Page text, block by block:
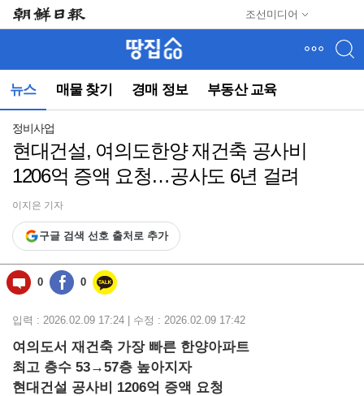
조선미디어
뉴스 매물 찾기 경매 정보 부동산 교육
뉴
(컨
동)
정비사업
현대건설, 여의도한양 재건축 공사비
1206억 증액 요청…공사도 6년 걸려
이지은 기자
구글 검색 선호 출처로 추가
0 0
입력 : 2026.02.09 17:24 | 수정 : 2026.02.09 17:42
여의도서 재건축 가장 빠른 한양아파트
최고 층수 53→57층 높아지자
현대건설 공사비 1206억 증액 요청